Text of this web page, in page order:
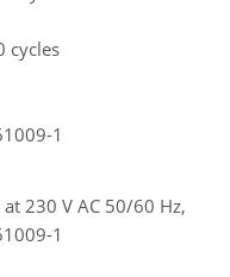
cycles
1
at 230 V AC 50/60 Hz,
1